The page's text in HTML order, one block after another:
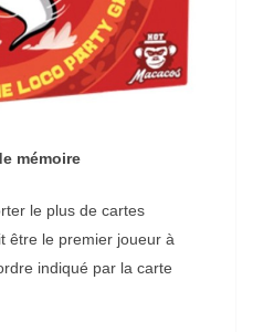
mémoire
le plus de cartes
être le premier joueur à
indiqué par la carte